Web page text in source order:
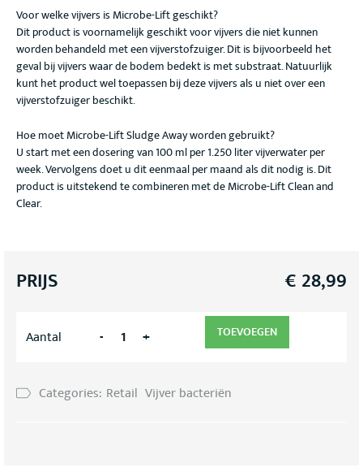
Voor welke vijvers is Microbe-Lift geschikt?
Dit product is voornamelijk geschikt voor vijvers die niet kunnen
worden behandeld met een vijverstofzuiger. Dit is bijvoorbeeld het
geval bij vijvers waar de bodem bedekt is met substraat. Natuurlijk
kunt het product wel toepassen bij deze vijvers als u niet over een
vijverstofzuiger beschikt.
Hoe moet Microbe-Lift Sludge Away worden gebruikt?
U start met een dosering van 100 ml per 1.250 liter vijverwater per
week. Vervolgens doet u dit eenmaal per maand als dit nodig is. Dit
product is uitstekend te combineren met de Microbe-Lift Clean and
Clear.
PRIJS € 28,99
Aantal - + TOEVOEGEN
Categories: Retail Vijver bacteriën